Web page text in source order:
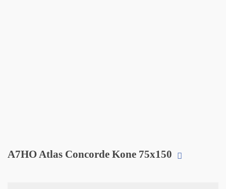
A7HO Atlas Concorde Kone 75x150